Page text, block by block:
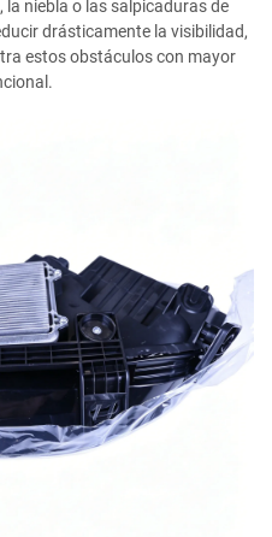
niebla o las salpicaduras de
drásticamente la visibilidad,
estos obstáculos con mayor